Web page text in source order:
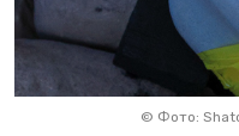
© Фото: